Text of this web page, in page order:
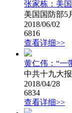
张家栋：美
美国国防部5
2018/06/02
6816
查看详细>>
黄仁伟：“一
中共十九大
2018/04/28
6834
查看详细>>